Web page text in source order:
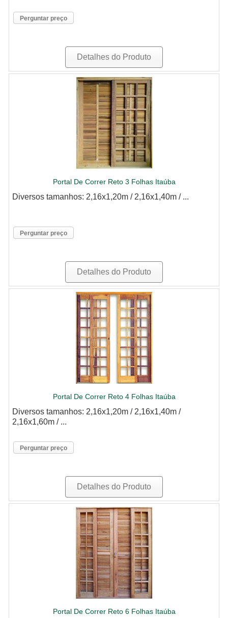
Perguntar preço
Detalhes do Produto
Portal De Correr Reto 3 Folhas Itaúba
Diversos tamanhos: 2,16x1,20m / 2,16x1,40m / ...
Perguntar preço
Detalhes do Produto
Portal De Correr Reto 4 Folhas Itaúba
Diversos tamanhos: 2,16x1,20m / 2,16x1,40m /
2,16x1,60m / ...
Perguntar preço
Detalhes do Produto
Portal De Correr Reto 6 Folhas Itaúba